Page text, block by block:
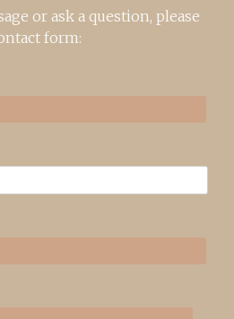
or ask a question, please
form: